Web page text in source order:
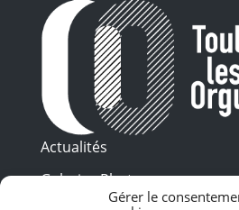
Gérer le
Actualités
Galeries Photos